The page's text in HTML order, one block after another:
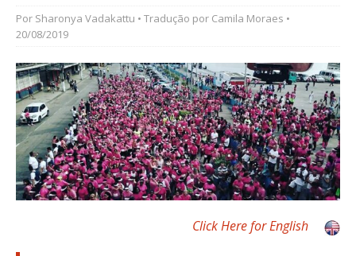
Por Sharonya Vadakattu • Tradução por Camila Moraes •
20/08/2019
Click Here for English